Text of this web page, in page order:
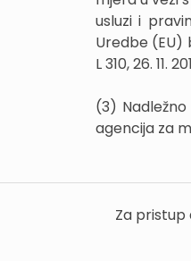
usluzi i
Uredbe (EU)
L 310, 26. 11.
(3)
agencija za
Za